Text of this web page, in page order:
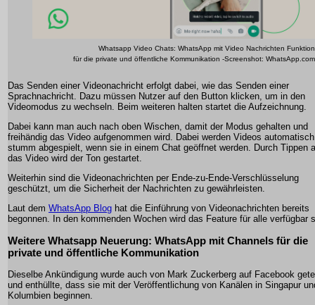
Whatsapp Video Chats: WhatsApp mit Video Nachrichten Funktion
für die private und öffentliche Kommunikation -Screenshot: WhatsApp.com
Das Senden einer Videonachricht erfolgt dabei, wie das Senden einer
Sprachnachricht. Dazu müssen Nutzer auf den Button klicken, um in den
Videomodus zu wechseln. Beim weiteren halten startet die Aufzeichnung.
Dabei kann man auch nach oben Wischen, damit der Modus gehalten und
freihändig das Video aufgenommen wird. Dabei werden Videos automatisch
stumm abgespielt, wenn sie in einem Chat geöffnet werden. Durch Tippen
das Video wird der Ton gestartet.
Weiterhin sind die Videonachrichten per Ende-zu-Ende-Verschlüsselung
geschützt, um die Sicherheit der Nachrichten zu gewährleisten.
Laut dem WhatsApp Blog hat die Einführung von Videonachrichten bereits
begonnen. In den kommenden Wochen wird das Feature für alle verfügbar
Weitere Whatsapp Neuerung: WhatsApp mit Channels für die
private und öffentliche Kommunikation
Dieselbe Ankündigung wurde auch von Mark Zuckerberg auf Facebook
und enthüllte, dass sie mit der Veröffentlichung von Kanälen in Singapur
Kolumbien beginnen.